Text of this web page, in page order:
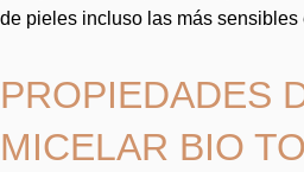
de pieles incluso las más sensibles
PROPIEDADES
MICELAR BIO